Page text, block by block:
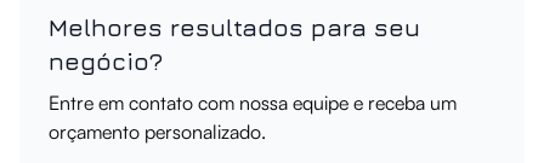
Melhores resultados para seu
negócio?
Entre em contato com nossa equipe e receba um
orçamento personalizado.